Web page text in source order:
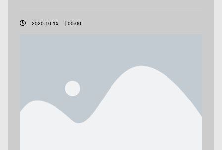
2020.10.14 | 00:00